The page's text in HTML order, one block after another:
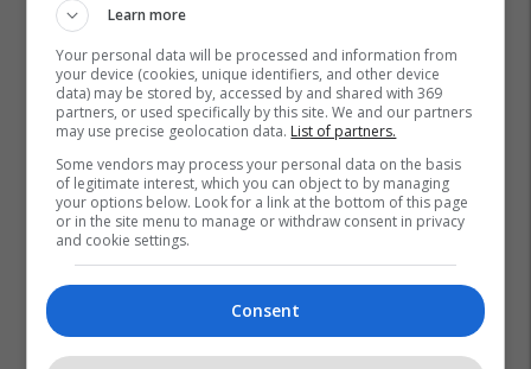
Irani Shba Donald Trump
Abbas Araghchi
Ngushtica E Hormuzit
Lufta Në Iran
Learn more
Your personal data will be processed and information from
your device (cookies, unique identifiers, and other device
data) may be stored by, accessed by and shared with 369
partners, or used specifically by this site. We and our partners
may use precise geolocation data. List of partners.
Some vendors may process your personal data on the basis
of legitimate interest, which you can object to by managing
your options below. Look for a link at the bottom of this page
or in the site menu to manage or withdraw consent in privacy
and cookie settings.
Consent